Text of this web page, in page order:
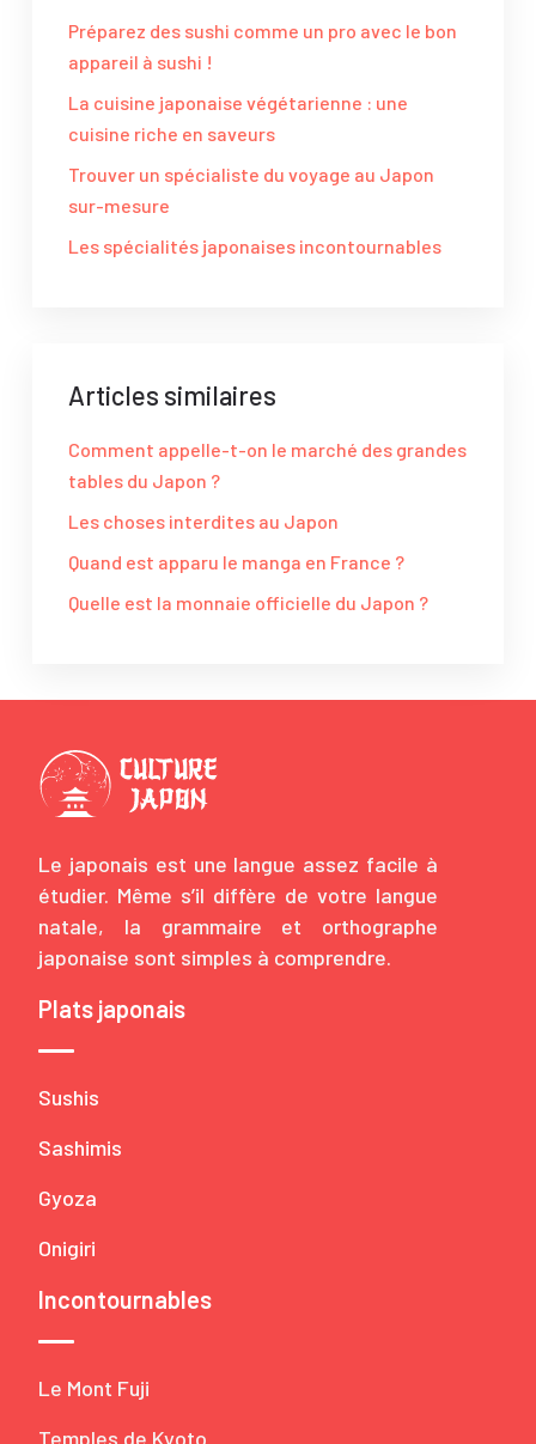
Préparez des sushi comme un pro avec le bon
appareil à sushi !
La cuisine japonaise végétarienne : une
cuisine riche en saveurs
Trouver un spécialiste du voyage au Japon
sur-mesure
Les spécialités japonaises incontournables
Articles similaires
Comment appelle-t-on le marché des grandes
tables du Japon ?
Les choses interdites au Japon
Quand est apparu le manga en France ?
Quelle est la monnaie officielle du Japon ?
Le japonais est une langue assez facile à
étudier. Même s’il diffère de votre langue
natale, la grammaire et orthographe
japonaise sont simples à comprendre.
Plats japonais
Sushis
Sashimis
Gyoza
Onigiri
Incontournables
Le Mont Fuji
Temples de Kyoto